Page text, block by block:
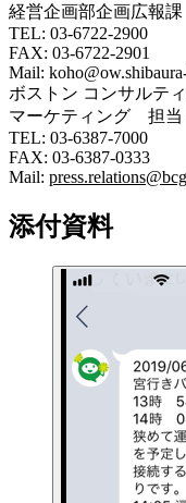
経営企画部企画広報
TEL: 03-6722-2900
FAX: 03-6722-2901
Mail:
ボストン コンサルテ
マーケティング 担当
TEL: 03-6387-7000
FAX: 03-6387-0333
Mail:
添付資料